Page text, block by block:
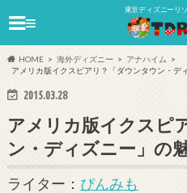
東京ディズニーリ
≡
HOME 海外ディズニー
アナハイム
アメリカ版イクスピアリ？「ダウンタウン・デ
2015.03.28
アメリカ版イクスピ
ン・ディズニー」の
ライター： ぴんみも